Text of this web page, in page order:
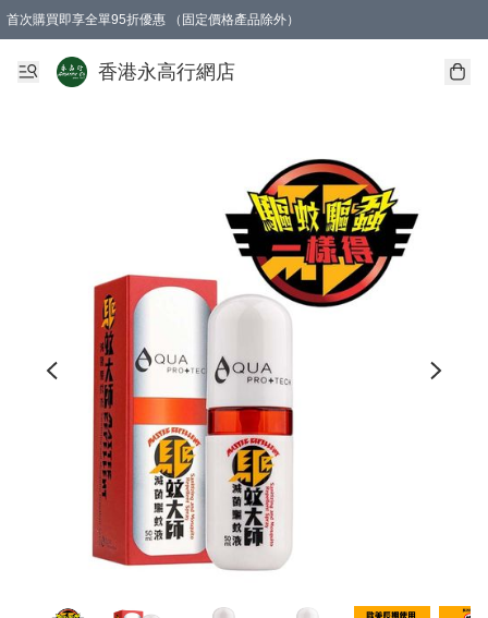
首次購買即享全單95折優惠 （固定價格產品除外）
澳門地區購物滿$800免運費
香港地區購物滿$600免運費
購買滿HK$1000即可免費獲得一個GEARLEX Small Ear Carabiner 2.0 扣環（贈品
香港永高行網店